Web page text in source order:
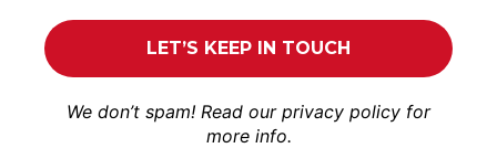
We don’t spam! Read our privacy policy for
more info.